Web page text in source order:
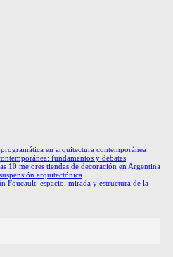
en arquitectura contemporánea
fundamentos y debates
10 mejores tiendas de decoración en Argentina
arquitectónica
Foucault: espacio, mirada y estructura de la